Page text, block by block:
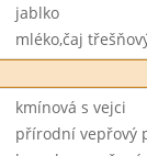
jablko
mléko,čaj
kmínová s vejci
přírodní vepřový